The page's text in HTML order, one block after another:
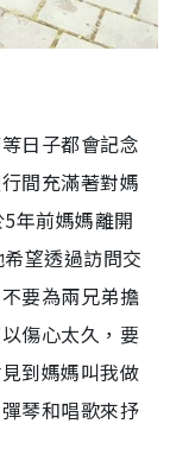
日子都會記念
間充滿著對媽
年前媽媽離開
望透過訪問交
要為兩兄弟擔
傷心太久，要
到媽媽叫我做
琴和唱歌來抒